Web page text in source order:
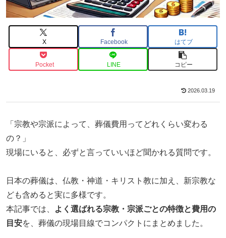
X Facebook はてブ
Pocket LINE コピー
2026.03.19
「宗教や宗派によって、葬儀費用ってどれくらい変わる
の？」
現場にいると、必ずと言っていいほど聞かれる質問です。
日本の葬儀は、仏教・神道・キリスト教に加え、新宗教な
ども含めると実に多様です。
本記事では、
よく選ばれる宗教・宗派ごとの特徴と費用の
目安を、葬儀の現場目線でコンパクトにまとめました。